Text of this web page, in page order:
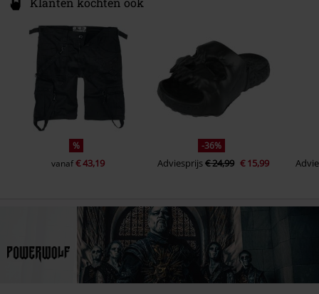
%
vanaf€ 43,19
-36%
Adviesprijs€ 24,99 € 15,99